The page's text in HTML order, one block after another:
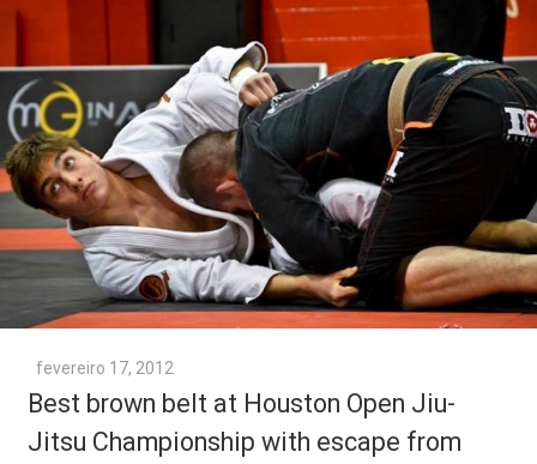
fevereiro 17, 2012
Best brown belt at Houston Open Jiu-
Jitsu Championship with escape from